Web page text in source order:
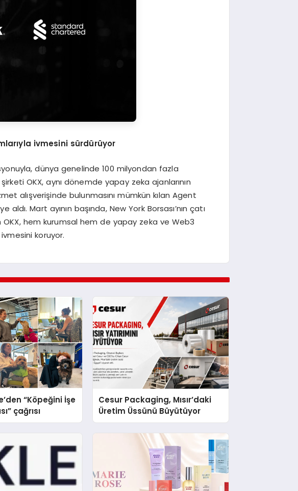
ıyla ivmesini sürdürüyor
dünya genelinde 100 milyondan fazla
OKX, aynı dönemde yapay zeka ajanlarının
alışverişinde bulunmasını mümkün kılan Agent
Mart ayının başında, New York Borsası’nın çatı
hem kurumsal hem de yapay zeka ve Web3
koruyor.
“Köpeğini İşe
çağrısı
Cesur Packaging, Mısır’daki
Üretim Üssünü Büyütüyor